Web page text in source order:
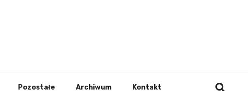
Pozostałe Archiwum Kontakt